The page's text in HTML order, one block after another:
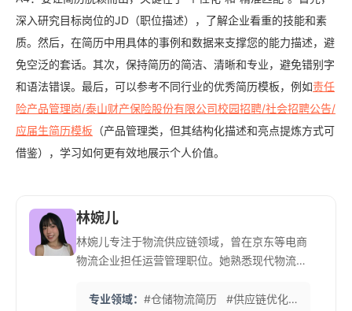
深入研究目标岗位的JD（职位描述），了解企业看重的技能和素
质。然后，在简历中用具体的事例和数据来支撑您的能力描述，避
免空泛的套话。其次，保持简历的简洁、清晰和专业，避免错别字
和语法错误。最后，可以参考不同行业的优秀简历模板，例如责任
险产品管理岗/泰山财产保险股份有限公司校园招聘/社会招聘公告/
应届生简历模板 （产品管理类，但其结构化描述和亮点提炼方式可
借鉴），学习如何更有效地展示个人价值。
林婉儿
林婉儿专注于物流供应链领域，曾在京东等电商
物流企业担任运营管理职位。她熟悉现代物流企
人才展示供应链优化、成本控制和效率提升能
专业领域： #仓储物流简历 #供应链优化